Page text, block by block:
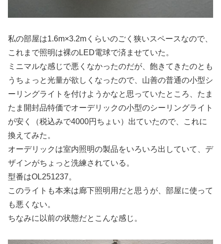
私の部屋は1.6m×3.2mくらいのごく狭いスペースなので、
これまで照明は裸のLED電球で済ませていた。
ミニマルな感じで悪くなかったのだが、飽きてきたのとも
うちょっと光量が欲しくなったので、山善の普通の小型シ
ーリングライトを付けようかなと思っていたところ、たま
たま開封品特価でオーデリックの小型のシーリングライト
が安く（税込みで4000円ちょい）出ていたので、これに
換えてみた。
オーデリックは室内照明の製品をいろいろ出していて、デ
ザインがちょっと洗練されている。
型番はOL251237。
このライトも本来は廊下照明用だと思うが、部屋に使って
も悪くない。
ちなみに以前の状態だとこんな感じ。